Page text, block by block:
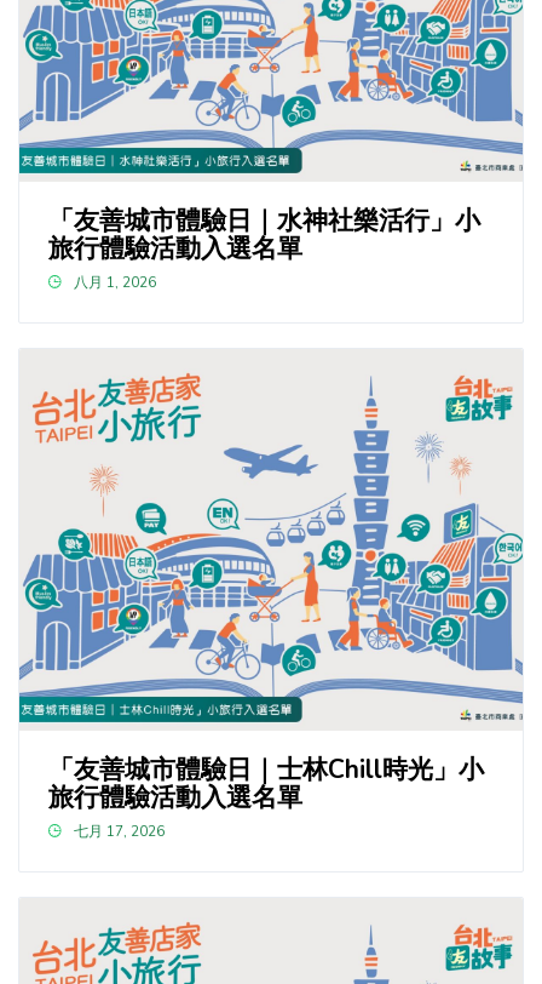
「友善城市體驗日｜水神社樂活行」小
旅行體驗活動入選名單
八月 1, 2026
「友善城市體驗日｜士林Chill時光」小
旅行體驗活動入選名單
七月 17, 2026